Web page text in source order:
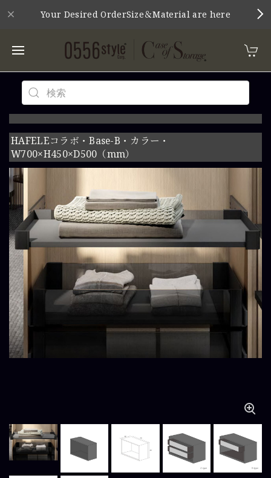
Your Desired OrderSize＆Material are here
HAFELEコラボ・Base-B・カラー・
W700×H450×D500（mm）